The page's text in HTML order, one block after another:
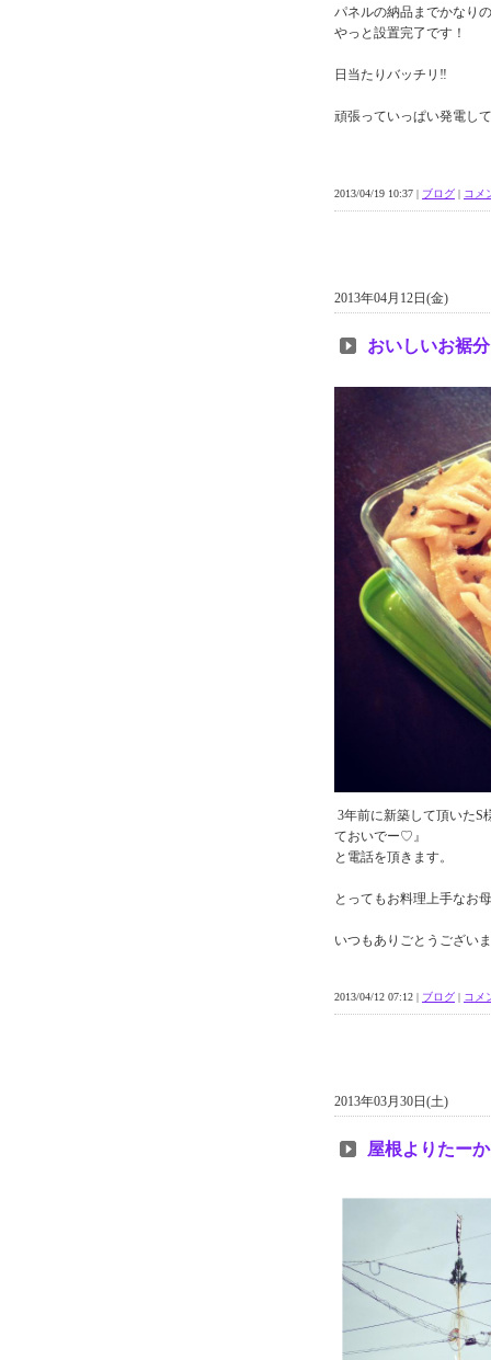
パネルの納品までかなり
やっと設置完了です！
日当たりバッチリ‼
頑張っていっぱい発電し
2013/04/19 10:37 | ブログ | コメ
2013年04月12日(金)
おいしいお裾
3年前に新築して頂いたS
ておいでー♡』
と電話を頂きます。
とってもお料理上手なお
いつもありごとうござ
2013/04/12 07:12 | ブログ | コメ
2013年03月30日(土)
屋根よりたー